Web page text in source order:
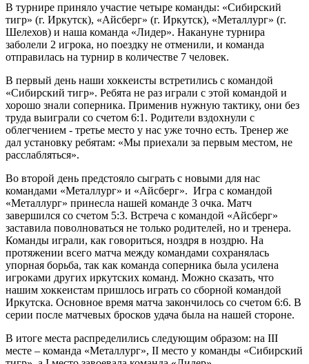
В турнире приняло участие четыре команды: «Сибирский
тигр» (г. Иркутск), «Айсберг» (г. Иркутск), «Металлург» (г.
Шелехов) и наша команда «Лидер». Накануне турнира
заболели 2 игрока, но поездку не отменили, и команда
отправилась на турнир в количестве 7 человек.
В первый день наши хоккеисты встретились с командой
«Сибирский тигр». Ребята не раз играли с этой командой и
хорошо знали соперника. Применив нужную тактику, они без
труда выиграли со счетом 6:1. Родители вздохнули с
облегчением - третье место у нас уже точно есть. Тренер же
дал установку ребятам: «Мы приехали за первым местом, не
расслабляться».
Во второй день предстояло сыграть с новыми для нас
командами «Металлург» и «Айсберг». Игра с командой
«Металлург» принесла нашей команде 3 очка. Матч
завершился со счетом 5:3. Встреча с командой «Айсберг»
заставила поволноваться не только родителей, но и тренера.
Команды играли, как говориться, ноздря в ноздрю. На
протяжении всего матча между командами сохранялась
упорная борьба, так как команда соперника была усилена
игроками других иркутских команд. Можно сказать, что
нашим хоккеистам пришлось играть со сборной командой
Иркутска. Основное время матча закончилось со счетом 6:6. В
серии после матчевых бросков удача была на нашей стороне.
В итоге места распределились следующим образом: на III
месте – команда «Металлург», II место у команды «Сибирский